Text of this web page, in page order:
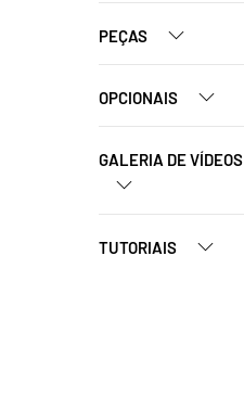
PEÇAS
OPCIONAIS
GALERIA DE VÍDEOS
TUTORIAIS